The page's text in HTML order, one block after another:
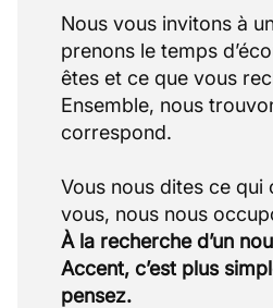
Nous vous invitons à
prenons le temps
êtes et ce que vous
Ensemble, nous
correspond.
Vous nous dites ce
À la recherche d’un
Accent, c’est plus
pensez.